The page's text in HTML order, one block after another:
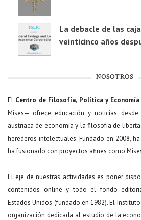
La debacle de las
veinticinco años
NOSOTROS
El Centro de Filosofía, Política y Economía
Mises— ofrece educación y noticias
austriaca de economía y la filosofía de
herederos intelectuales. Fundado en 2008,
ha fusionado con proyectos afines como
El eje de nuestras actividades es poner
contenidos online y todo el fondo
Estados Unidos (fundado en 1982). El
organización dedicada al estudio de la